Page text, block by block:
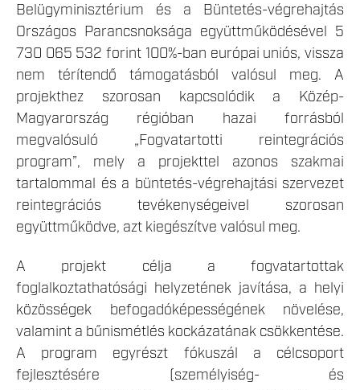
Belügyminisztérium és a Büntetés-végrehajtás
Országos Parancsnoksága együttműködésével 5
730 065 532 forint 100%-ban európai uniós, vissza
nem térítendő támogatásból valósul meg. A
projekthez szorosan kapcsolódik a Közép-
Magyarország régióban hazai forrásból
megvalósuló „Fogvatartotti reintegrációs
program”, mely a projekttel azonos szakmai
tartalommal és a büntetés-végrehajtási szervezet
reintegrációs tevékenységeivel szorosan
együttműködve, azt kiegészítve valósul meg.
A projekt célja a fogvatartottak
foglalkoztathatósági helyzetének javítása, a helyi
közösségek befogadóképességének növelése,
valamint a bűnismétlés kockázatának csökkentése.
A program egyrészt fókuszál a célcsoport
fejlesztésére (személyiség- és